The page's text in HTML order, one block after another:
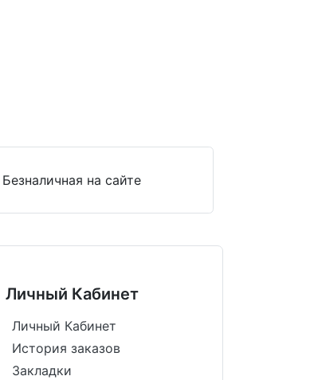
Безналичная на сайте
Личный Кабинет
Личный Кабинет
История заказов
Закладки